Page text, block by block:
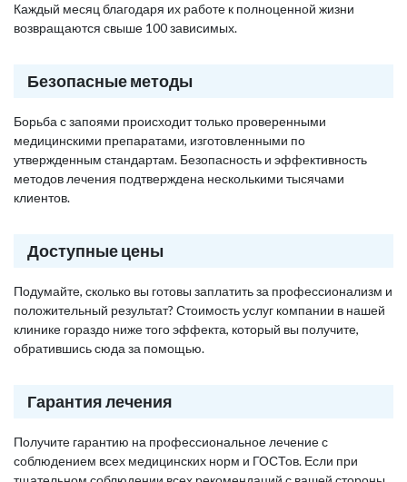
Каждый месяц благодаря их работе к полноценной жизни
возвращаются свыше 100 зависимых.
Безопасные методы
Борьба с запоями происходит только проверенными
медицинскими препаратами, изготовленными по
утвержденным стандартам. Безопасность и эффективность
методов лечения подтверждена несколькими тысячами
клиентов.
Доступные цены
Подумайте, сколько вы готовы заплатить за профессионализм и
положительный результат? Стоимость услуг компании в нашей
клинике гораздо ниже того эффекта, который вы получите,
обратившись сюда за помощью.
Гарантия лечения
Получите гарантию на профессиональное лечение с
соблюдением всех медицинских норм и ГОСТов. Если при